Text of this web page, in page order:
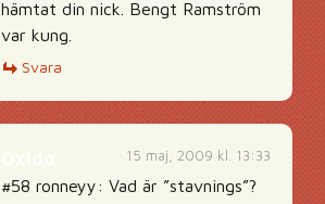
hämtat din nick. Bengt Ramström
var kung.
Svara
15 maj, 2009 kl. 13:33
#58 ronneyy: Vad är ”stavnings”?